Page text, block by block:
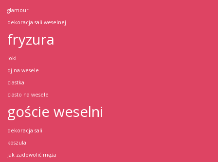
glamour
dekoracja sali weselnej
fryzura
loki
dj na wesele
ciastka
ciasto na wesele
goście weselni
dekoracja sali
koszula
jak zadowolić męża